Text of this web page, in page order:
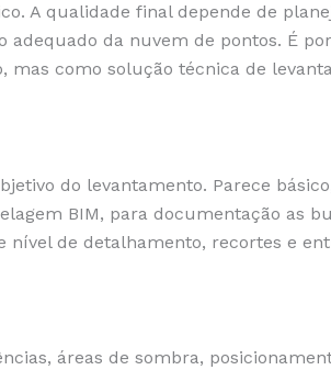
A qualidade final depende de
da nuvem de pontos. É
mas como solução técnica de
do levantamento. Parece
BIM, para documentação as
de detalhamento, recortes e
áreas de sombra,